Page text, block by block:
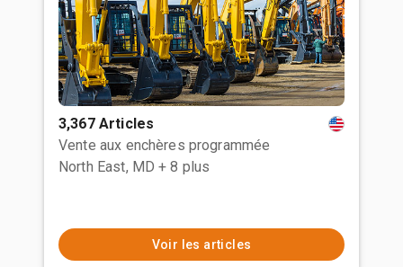
3,367 Articles
Vente aux enchères programmée
North East, MD + 8 plus
Voir les articles